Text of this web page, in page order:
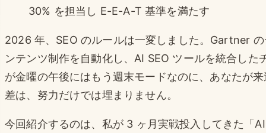
30% を担当し E-E-A-T 基準を満たす
2026 年、SEO のルールは一変しました。Gartner
ンテンツ制作を自動化し、AI SEO ツールを統合し
が金曜の午後にはもう週末モードなのに、あなたが
差は、努力だけでは埋まりません。
今回紹介するのは、私が 3 ヶ月実戦投入してきた「